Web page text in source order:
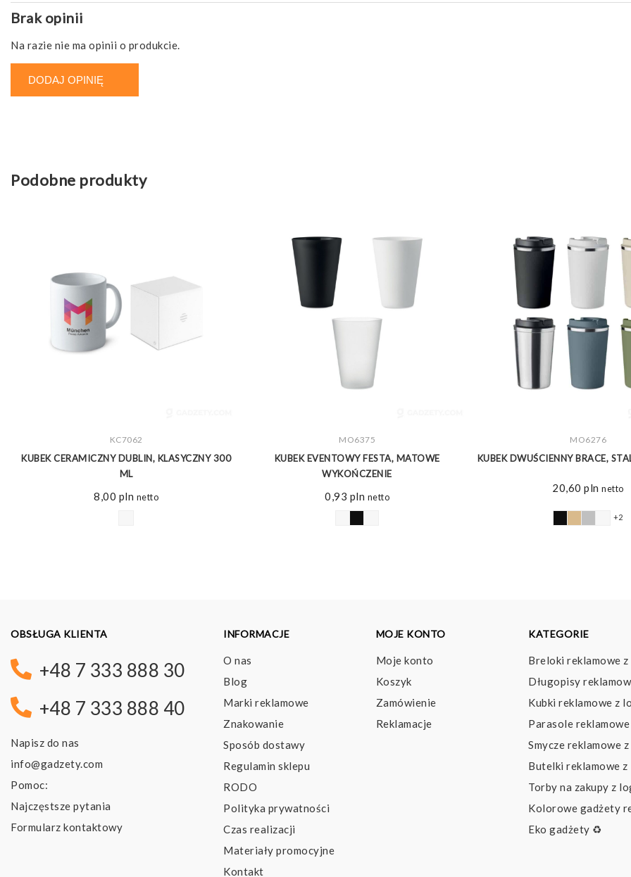
Brak opinii
Na razie nie ma opinii o produkcie.
DODAJ OPINIĘ
Podobne produkty
ZOBACZ WIĘCEJ
KC7062
KUBEK CERAMICZNY DUBLIN, KLASYCZNY 300
ML
8,00 pln netto
ZOBACZ WIĘCEJ
MO6375
KUBEK EVENTOWY FESTA, MATOWE
WYKOŃCZENIE
0,93 pln netto
ZOBACZ WIĘCEJ
MO6276
KUBEK DWUŚCIENNY BRACE,
20,60pln netto
+2
OBSŁUGA KLIENTA
+48 7 333 888 30
+48 7 333 888 40
Napisz do nas
info@gadzety.com
Pomoc:
Najczęstsze pytania
Formularz kontaktowy
INFORMACJE
O nas
Blog
Marki reklamowe
Znakowanie
Sposób dostawy
Regulamin sklepu
RODO
Polityka prywatności
Czas realizacji
Materiały promocyjne
Kontakt
MOJE KONTO
Moje konto
Koszyk
Zamówienie
Reklamacje
KATEGORIE
Breloki reklamowe
Długopisy
Kubki reklamowe z
Parasole
Smycze reklamowe
Butelki reklamowe
Torby na zakupy z
Kolorowe gadżety
Eko gadżety ♻️